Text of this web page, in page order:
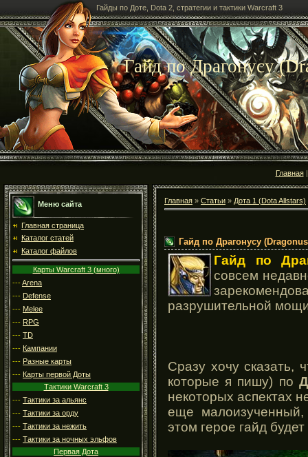
Гайды по Доте, Dota 2, стратегии и тактики Warcraft 3
Гайд по Драгонусу
Главная
Меню сайта
Главная страница
Каталог статей
Каталог файлов
Карты Warcraft 3 (много)
---Arena
--- Defense
--- Melee
--- RPG
--- TD
--- Кампании
--- Разные карты
--- Карты первой Доты
Тактики Warcraft 3
--- Тактики за альянс
--- Тактики за орду
--- Тактики за нежить
--- Тактики за ночных эльфов
Первая Дота
Главная » Статьи » Дота 1 (Dota Allstars)
Гайд по Драгонусу
Гайд по
совсем
разрушительной
Сразу хочу сказать,
которые я пишу) по
некоторых аспектах
еще
этом герое гайд